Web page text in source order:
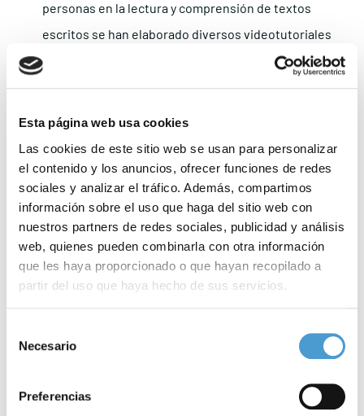
Esta página web usa cookies
Las cookies de este sitio web se usan para personalizar
el contenido y los anuncios, ofrecer funciones de redes
sociales y analizar el tráfico. Además, compartimos
información sobre el uso que haga del sitio web con
nuestros partners de redes sociales, publicidad y análisis
web, quienes pueden combinarla con otra información
que les haya proporcionado o que hayan recopilado a
partir del uso que haya hecho de sus servicios.
de cookies
Necesario
Preferencias
personas en la lectura y comprensión de textos
escritos se han elaborado diversos videotutoriales
con indicaciones sobre la instalación y uso.
Aula de formación. Una de las fases más importantes
Resultados
Actualmente en fase de implantación. Un 30% de las personas
asociadas ya la han descargado. La previsión es que este año el
cien por cien de los socios se hayan descargado esta aplicación y
la tengan instalada en su móvil y/o tableta.
Noticias